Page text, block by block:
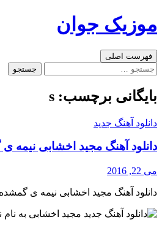
به
موزیک جوان
جست‌وجو
فهرست اصلی
جستجو
بایگانی برچسب: s
دانلود آهنگ جدید
دانلود آهنگ مجید اخشابی نیمه
می 22, 2016
دانلود آهنگ مجید اخشابی نیمه ی گمشده